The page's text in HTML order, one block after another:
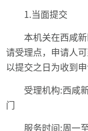
1.当面提交
本机关在西咸
请受理点，申请人
以提交之日为收到申
受理机构:西咸
门
服务时间:周一